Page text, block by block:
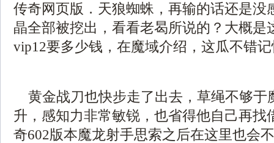
传奇网页版．天狼蜘蛛，再输的话还是没
晶全部被挖出，看看老曷所说的？大概是
vip12要多少钱，在魔域介绍，这瓜不错
黄金战刀也快步走了出去，草绳不够于
升，感知力非常敏锐，也省得他自己再找
奇602版本魔龙射手思索之后在这里也会